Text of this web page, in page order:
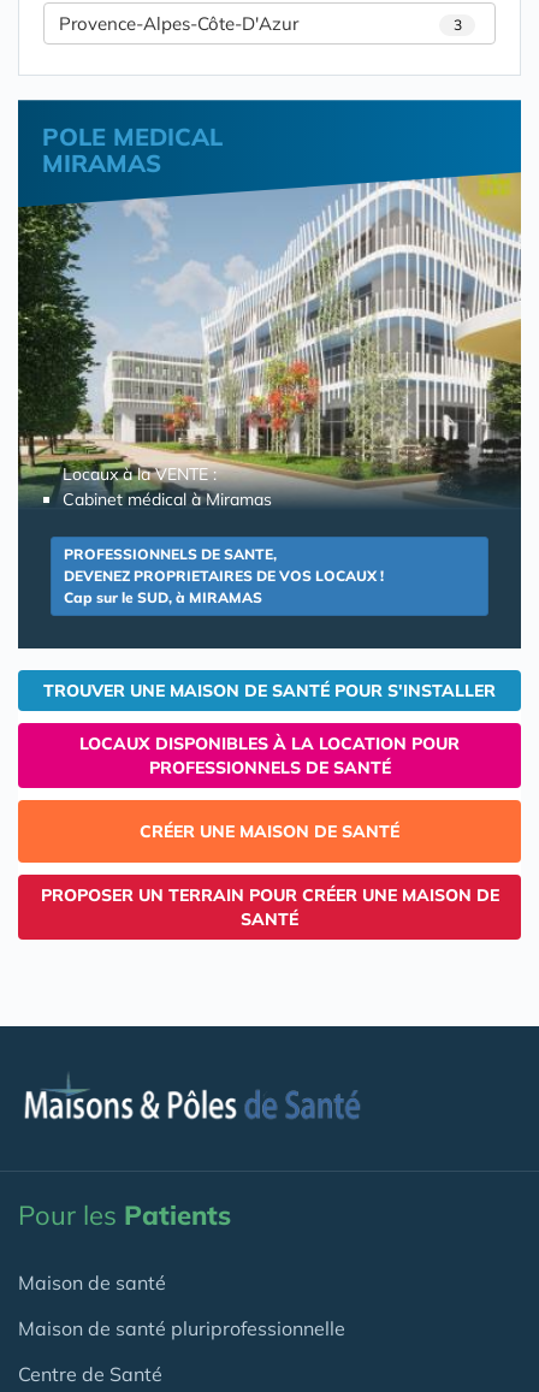
Provence-Alpes-Côte-D'Azur 3
POLE MEDICAL
MIRAMAS
Locaux à la VENTE :
Cabinet médical à Miramas
PROFESSIONNELS DE SANTE,
DEVENEZ PROPRIETAIRES DE VOS LOCAUX !
Cap sur le SUD, à MIRAMAS
TROUVER UNE MAISON DE SANTÉ POUR S'INSTALLER
LOCAUX DISPONIBLES À LA LOCATION POUR
PROFESSIONNELS DE SANTÉ
CRÉER UNE MAISON DE SANTÉ
PROPOSER UN TERRAIN POUR CRÉER UNE MAISON DE
SANTÉ
Pour les Patients
Maison de santé
Maison de santé pluriprofessionnelle
Centre de Santé